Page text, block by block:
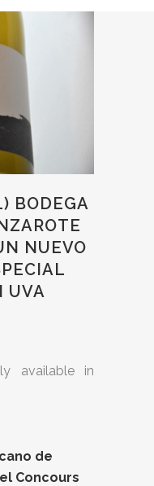
BODEGA
NUEVO
UVA
available in
de
Concours